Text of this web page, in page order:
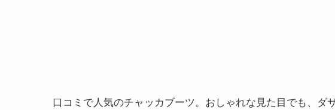
口コミで人気のチャッカブーツ。おしゃれな見た目でも、ダ